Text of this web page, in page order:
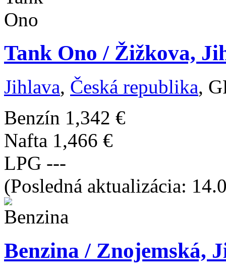
Tank Ono / Žižkova,
Jihlava, Česká republika,
Benzín 1,342 €
Nafta 1,466 €
LPG ---
(Posledná aktualizácia:
Benzina / Znojemská,